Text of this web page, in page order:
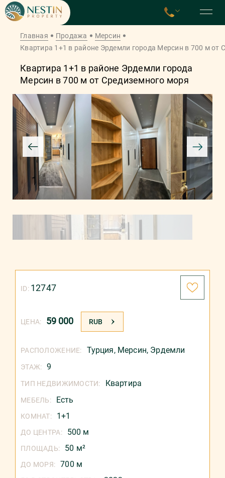
Главная Продажа
Мерсин
Квартира 1+1 в районе Эрдемли города Мерсин в 700 м от
Квартира 1+1 в районе Эрдемли города
Мерсин в 700 м от Средиземного моря
ЦЕНА: 59 000 RUB
ID: 12747
РАСПОЛОЖЕНИЕ: Турция, Мерсин, Эрдемли
ЭТАЖ: 9
ТИП НЕДВИЖИМОСТИ: Квартира
МЕБЕЛЬ: Есть
КОМНАТ: 1+1
ДО ЦЕНТРА: 500 м
ПЛОЩАДЬ: 50 м²
ДО МОРЯ: 700 м